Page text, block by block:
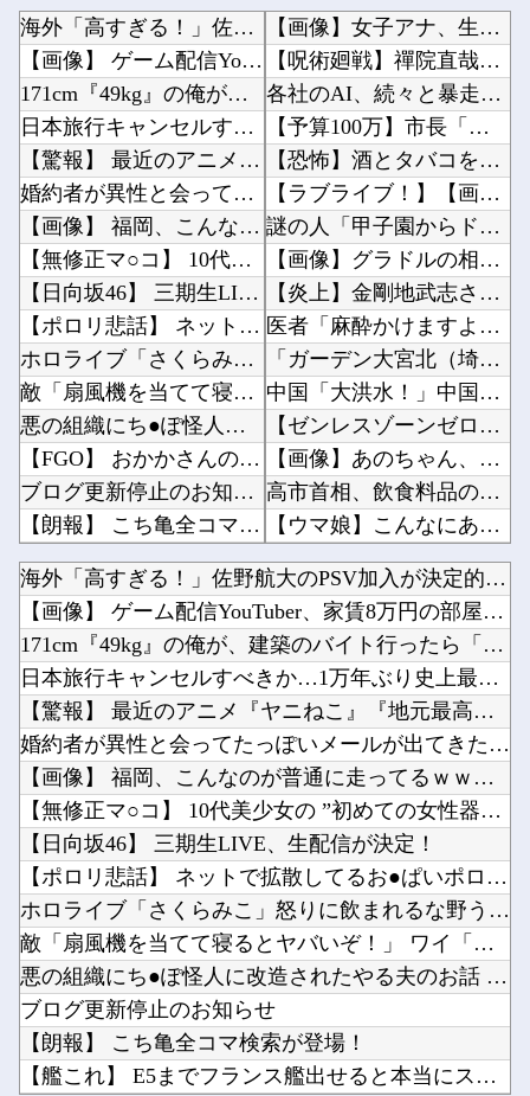
海外「高すぎる！」佐野航大のPSV加入が決定的になり海外大騒ぎ！（海外の反応）
【画像】 ゲーム配信YouTuber、家賃8万円の部屋で深夜配信→管理会社から厳重注意され...
171cm『49kg』の俺が、建築のバイト行ったら「こう」なったｗｗｗ
日本旅行キャンセルすべきか…1万年ぶり史上最大級の火山の兆し＝韓国の反応
【驚報】 最近のアニメ『ヤニねこ』『地元最高！』『みいちゃんと山田さん』『ドカ食いダイスキ...
婚約者が異性と会ってたっぽいメールが出てきたわけだが
【画像】 福岡、こんなのが普通に走ってるｗｗｗｗｗｗｗｗｗｗｗｗｗｗｗｗｗｗｗｗｗｗｗｗｗ...
【無修正マ○コ】 10代美少女の ”初めての女性器脱毛” 動画、エ□すぎて1000万再生さ...
【日向坂46】 三期生LIVE、生配信が決定！
【ポロリ悲話】 ネットで拡散してるお●ぱいポロリ動画、何故か叩かれる・・・
ホロライブ「さくらみこ」怒りに飲まれるな野うさぎ！2ndソロライブで犯行予告「咲き乱れみこ...
敵「扇風機を当てて寝るとヤバいぞ！」 ワイ「大丈夫やろｗｗｗ」扇風機ポチー
悪の組織にち●ぽ怪人に改造されたやる夫のお話 第3話
【FGO】 おかかさんのジャージ式イラスト！！ 赤いジャージが似合ってます！
ブログ更新停止のお知らせ
【朗報】 こち亀全コマ検索が登場！
【艦これ】 E5までフランス艦出せると本当にスゴいよね
【2軍】 DeNA・森敬斗、中堅UZR 8.2時点【 11.6】14球団トップ
【悲報】 めっちゃカメレオンさん、早速パクリゲーが任天堂ストアに登場してしまう……
Powered by livedoor 相互RSS
【画像】女子アナ、生放送で高校時代の制服を着てしまうｗｗｗｗｗｗｗｗｗｗｗｗｗｗｗ他
【呪術廻戦】禪院直哉と真人って、性格も作中での行いも末路も似たような二人なのに人気に差があ...
各社のAI、続々と暴走 勝手に人間のフリをしてサイバー攻撃を仕掛ける事件が相次ぐ他
【予算100万】市長「特定外来生物クビアカは気持ち悪い虫だしそんな需要ないと思う」1匹30...
【恐怖】酒とタバコを愛する日常系女性YouTuber、ガチで体が終わる・・・他
【ラブライブ！】【画像】恥ずかしがるメイちゃんの破壊力ｗｗｗｗｗｗｗｗｗｗ他
謎の人「甲子園からドーム移転ｲﾔｯ！！7回制ｲﾔｯ！！」←じゃあどうすんねん他
【画像】グラドルの相澤仁美さん、実はお尻がどちゃシコすぎたｗｗｗｗｗｗ他
【炎上】金剛地武志さん、高市首相の熊本視察動画に「気○い沙汰だぞ」他
医者「麻酔かけますよー」 わい(全身麻酔に耐えて見せる！うおおおおおお！！！！)他
「ガーデン大宮北（埼玉）」「ニューアサヒ府中四谷店（東京）」が8月16日の営業をもって閉店...
中国「大洪水！」中国ダム「決壊」地元民「公式発表より死者多い！」中国政府「住民拘束！（安否...
【ゼンレスゾーンゼロ】ねんどろいど「セス・ ローウェル」【本日発売】他
【画像】あのちゃん、なんか別人になる?ｗｗｗｗｗｗｗｗｗｗ他
高市首相、飲食料品の消費税1％を閣議決定 ◯◯をチラつかせて財務省を黙らせる他
【ウマ娘】こんなにあった！？ ←「アヤベさんはトプロと “1” 差だぞ」他
【ラブライブ！】【動画】くりぱんせつ菜、はしゃぐ【定期】他
【悲報】男さん、ウォータースライダーで上手く滑れずチューブの中に取り残されてしまうｗｗｗｗ...
日本「沖縄県知事選（9月」一色正春「海難事件追及（検証」八重山日報「抗議団体が危険航行（生...
【動画】注文するとヘルメット装着→鈍器で頭を殴られるチェコのバーｗｗｗｗ他
【ニュース】高市内閣、在日外国人の生活保護にメス！！！！他
ホーム画面が一番良かったハード他
【にじ甲2026】月ノ美兎、卯月コウ、夜牛詩乃らによる甲子園とかも見たくはある他
グラボそんなにすぐ壊れる？他
Powered by livedoor 相互RSS
海外「高すぎる！」佐野航大のPSV加入が決定的になり海外大騒...
【画像】 ゲーム配信YouTuber、家賃8万円の部屋で深夜...
171cm『49kg』の俺が、建築のバイト行ったら「こう」な...
日本旅行キャンセルすべきか…1万年ぶり史上最大級の火山の兆し...
【驚報】 最近のアニメ『ヤニねこ』『地元最高！』『みいちゃん...
婚約者が異性と会ってたっぽいメールが出てきたわけだが
【画像】 福岡、こんなのが普通に走ってるｗｗｗｗｗｗｗｗｗｗ...
【無修正マ○コ】 10代美少女の ”初めての女性器脱毛” 動...
【日向坂46】 三期生LIVE、生配信が決定！
【ポロリ悲話】 ネットで拡散してるお●ぱいポロリ動画、何故か...
ホロライブ「さくらみこ」怒りに飲まれるな野うさぎ！2ndソロ...
敵「扇風機を当てて寝るとヤバいぞ！」 ワイ「大丈夫やろｗｗｗ...
悪の組織にち●ぽ怪人に改造されたやる夫のお話 第3話
ブログ更新停止のお知らせ
【朗報】 こち亀全コマ検索が登場！
【艦これ】 E5までフランス艦出せると本当にスゴいよね